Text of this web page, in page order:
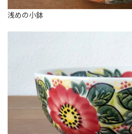
浅めの小鉢